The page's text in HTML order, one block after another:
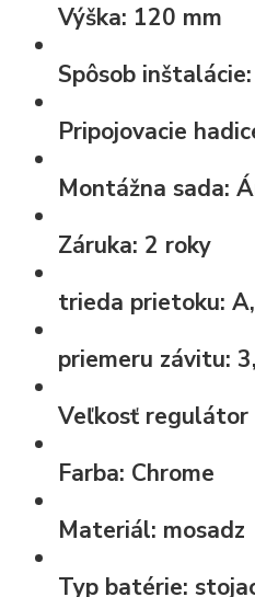
Výška: 120 mm
Spôsob
Pripojovacie
Montážna sada:
Záruka: 2 roky
trieda prietoku:
priemeru závitu:
Veľkosť regulátor
Farba: Chrome
Materiál: mosadz
Typ batérie: